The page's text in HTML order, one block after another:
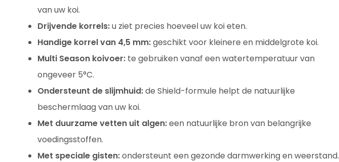
van uw koi.
Drijvende korrels:u ziet precies hoeveel uw koi eten.
Handige korrel van 4,5 mm:geschikt voor kleinere en middelgrote koi.
Multi Season koivoer:te gebruiken vanaf een watertemperatuur van
ongeveer 5°C.
Ondersteunt de slijmhuid:de Shield-formule helpt de natuurlijke
beschermlaag van uw koi.
Met duurzame vetten uit algen:een natuurlijke bron van belangrijke
voedingsstoffen.
Met speciale gisten:ondersteunt een gezonde darmwerking en weerstand.